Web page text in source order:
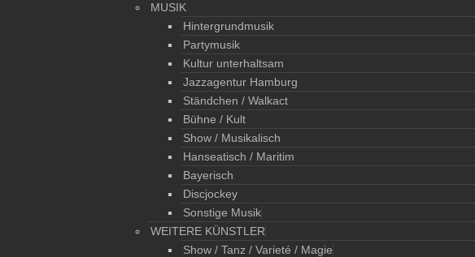
MUSIK
Hintergrundmusik
Partymusik
Kultur unterhaltsam
Jazzagentur Hamburg
Ständchen / Walkact
Bühne / Kult
Show / Musikalisch
Hanseatisch / Maritim
Bayerisch
Discjockey
Sonstige Musik
WEITERE KÜNSTLER
Show / Tanz / Varieté / Magie